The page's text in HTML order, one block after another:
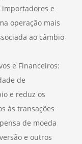
e
operação mais
ao câmbio
e Financeiros:
de
e reduz os
às transações
de moeda
e outros